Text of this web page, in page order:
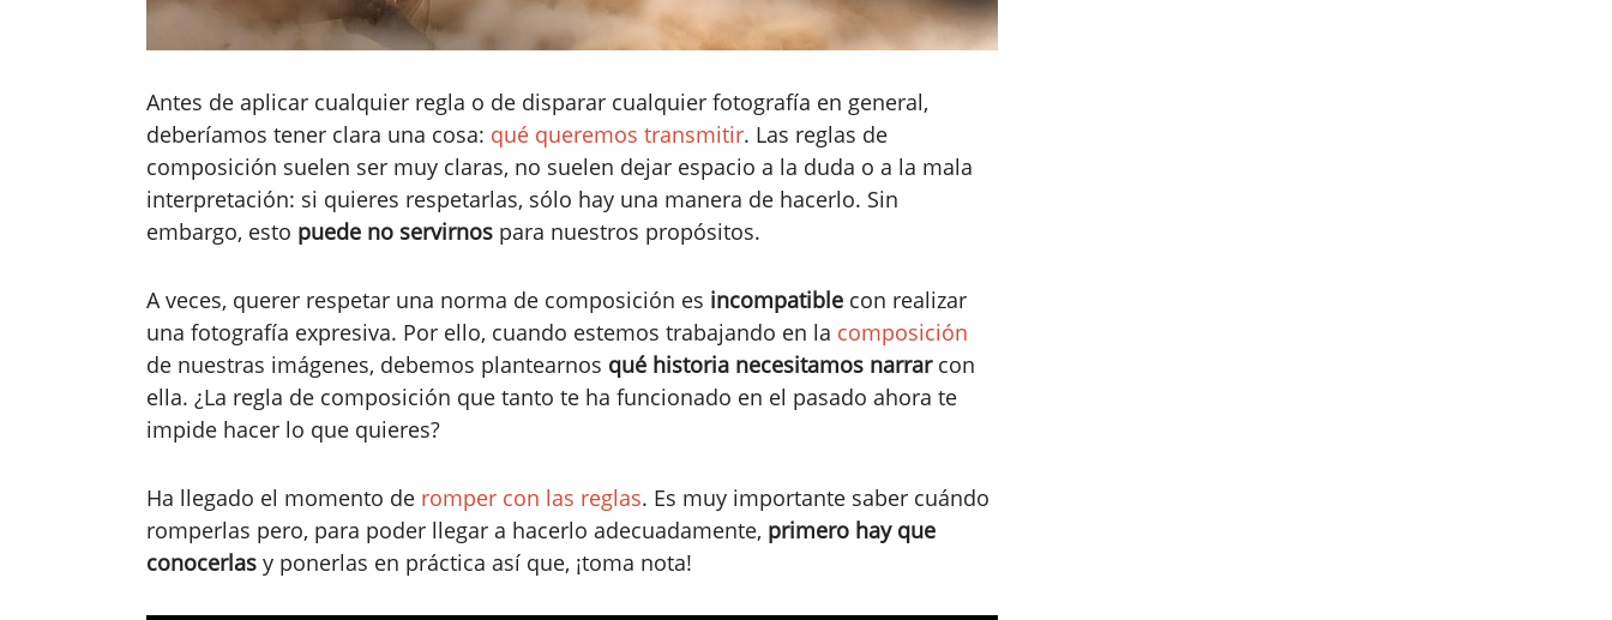
Antes de aplicar cualquier regla o de disparar cualquier fotografía en general,
deberíamos tener clara una cosa: qué queremos transmitir. Las reglas de
composición suelen ser muy claras, no suelen dejar espacio a la duda o a la mala
interpretación: si quieres respetarlas, sólo hay una manera de hacerlo. Sin
embargo, esto puede no servirnos para nuestros propósitos.
A veces, querer respetar una norma de composición es incompatible con realizar
una fotografía expresiva. Por ello, cuando estemos trabajando en la composición
de nuestras imágenes, debemos plantearnos qué historia necesitamos narrarcon
ella. ¿La regla de composición que tanto te ha funcionado en el pasado ahora te
impide hacer lo que quieres?
Ha llegado el momento de romper con las reglas. Es muy importante saber cuándo
romperlas pero, para poder llegar a hacerlo adecuadamente, primero hay que
conocerlas y ponerlas en práctica así que, ¡toma nota!